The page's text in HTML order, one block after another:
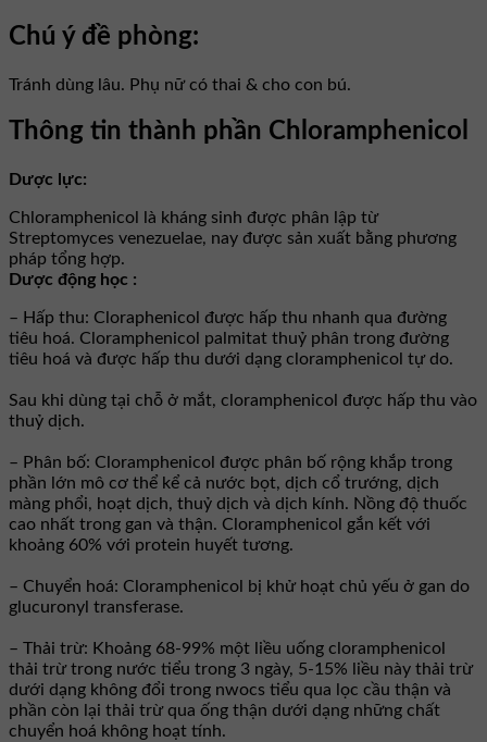
Chú ý đề phòng:
Tránh dùng lâu. Phụ nữ có thai & cho con bú.
Thông tin thành phần Chloramphenicol
Dược lực:
Chloramphenicol là kháng sinh được phân lập từ
Streptomyces venezuelae, nay được sản xuất bằng phương
pháp tổng hợp.
Dược động học :
– Hấp thu: Cloraphenicol được hấp thu nhanh qua đường
tiêu hoá. Cloramphenicol palmitat thuỷ phân trong đường
tiêu hoá và được hấp thu dưới dạng cloramphenicol tự do.
Sau khi dùng tại chỗ ở mắt, cloramphenicol được hấp thu vào
thuỷ dịch.
– Phân bố: Cloramphenicol được phân bố rộng khắp trong
phần lớn mô cơ thể kể cả nước bọt, dịch cổ trướng, dịch
màng phổi, hoạt dịch, thuỷ dịch và dịch kính. Nồng độ thuốc
cao nhất trong gan và thận. Cloramphenicol gắn kết với
khoảng 60% với protein huyết tương.
– Chuyển hoá: Cloramphenicol bị khử hoạt chủ yếu ở gan do
glucuronyl transferase.
– Thải trừ: Khoảng 68-99% một liều uống cloramphenicol
thải trừ trong nước tiểu trong 3 ngày, 5-15% liều này thải trừ
dưới dạng không đổi trong nwocs tiểu qua lọc cầu thận và
phần còn lại thải trừ qua ống thận dưới dạng những chất
chuyển hoá không hoạt tính.